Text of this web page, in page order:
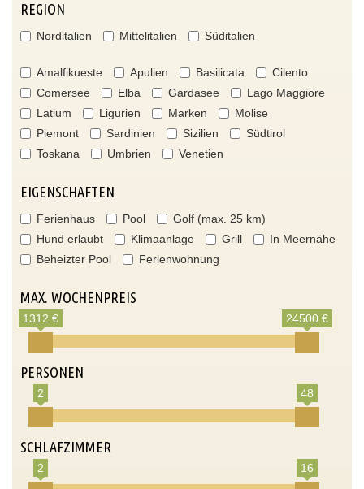
REGION
Norditalien Mittelitalien Süditalien
Amalfikueste Apulien Basilicata
Cilento
Comersee
Elba Gardasee
Lago Maggiore
Latium
Ligurien Marken
Molise
Piemont
Sardinien Sizilien
Südtirol
Toskana
Umbrien Venetien
EIGENSCHAFTEN
Ferienhaus Pool
Golf (max. 25 km)
Hund erlaubt
Klimaanlage Grill
In Meernähe
Beheizter Pool
Ferienwohnung
MAX. WOCHENPREIS
1312 € 24500 €
PERSONEN
2 48
SCHLAFZIMMER
2 16